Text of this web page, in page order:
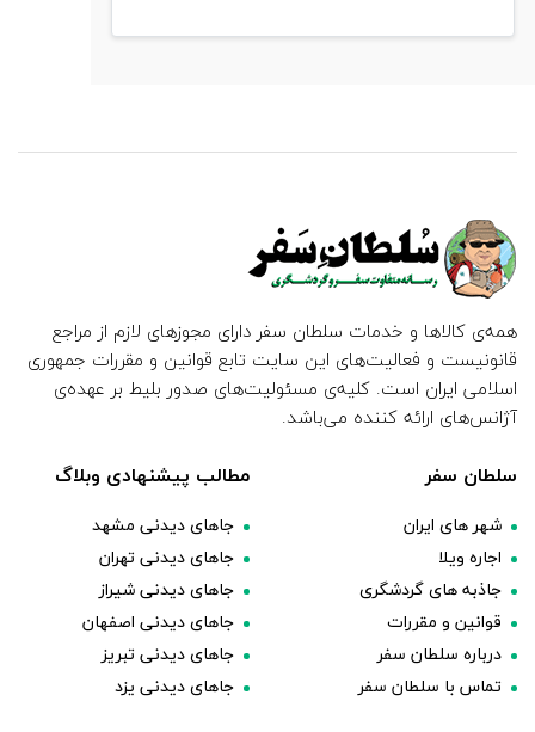
همه‌ی کالاها و خدمات سلطان سفر دارای مجوزهای لازم از مراجع
قانونیست و فعالیت‌های این سایت تابع قوانین و مقررات جمهوری
اسلامی ایران است. کلیه‌ی مسئولیت‌های صدور بلیط بر عهده‌ی
آژانس‌های ارائه کننده می‌باشد.
سلطان سفر
شهر های ایران
اجاره ویلا
جاذبه های گردشگری
قوانین و مقررات
درباره سلطان سفر
تماس با سلطان سفر
مطالب پیشنهادی وبلاگ
جاهای دیدنی مشهد
جاهای دیدنی تهران
جاهای دیدنی شیراز
جاهای دیدنی اصفهان
جاهای دیدنی تبریز
جاهای دیدنی یزد